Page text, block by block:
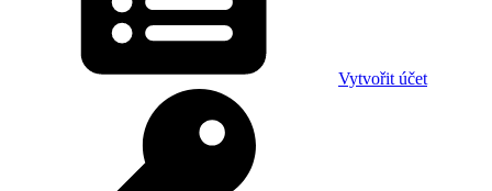
Vytvořit účet